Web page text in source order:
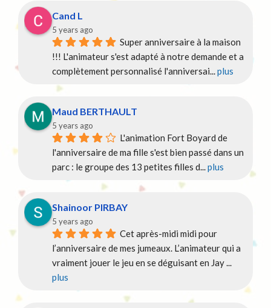
Cand L
5 years ago
Super anniversaire à la maison
!!! L'animateur s'est adapté à notre demande et a
complètement personnalisé l'anniversai... plus
Maud BERTHAULT
5 years ago
L'animation Fort Boyard de
l'anniversaire de ma fille s'est bien passé dans un
parc : le groupe des 13 petites filles d... plus
Shainoor PIRBAY
5 years ago
Cet après-midi midi pour
l’anniversaire de mes jumeaux. L’animateur qui a
vraiment jouer le jeu en se déguisant en Jay
...
plus